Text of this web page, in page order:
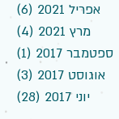
אפריל 2021
(6)
מרץ 2021
(4)
ספטמבר 2017
(1)
אוגוסט 2017
(3)
יוני 2017
(28)